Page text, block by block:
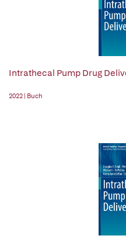
Intrathecal Pump Drug
2022 | Buch